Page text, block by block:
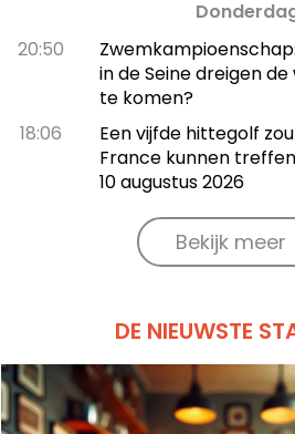
20:50
in de Seine dreigen
te komen?
18:06
Een vijfde hittegolf
France kunnen
10 augustus 2026
Bekijk meer
DE NIEUWSTE